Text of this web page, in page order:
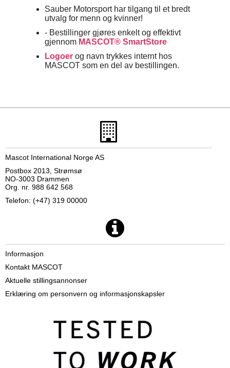
Sauber Motorsport har tilgang til et bredt
utvalg for menn og kvinner!
- Bestillinger gjøres enkelt og effektivt
gjennom MASCOT® SmartStore
Logoer og navn trykkes internt hos
MASCOT som en del av bestillingen.
Mascot International Norge AS
Postbox 2013, Strømsø
NO-3003 Drammen
Org. nr. 988 642 568
Telefon: (+47) 319 00000
Informasjon
Kontakt MASCOT
Aktuelle stillingsannonser
Erklæring om personvern og informasjonskapsler